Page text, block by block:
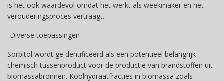
is het ook waardevol omdat het werkt als weekmaker en het
verouderingsproces vertraagt.
-Diverse toepassingen
Sorbitol wordt geïdentificeerd als een potentieel belangrijk
chemisch tussenproduct voor de productie van brandstoffen uit
biomassabronnen. Koolhydraatfracties in biomassa zoals